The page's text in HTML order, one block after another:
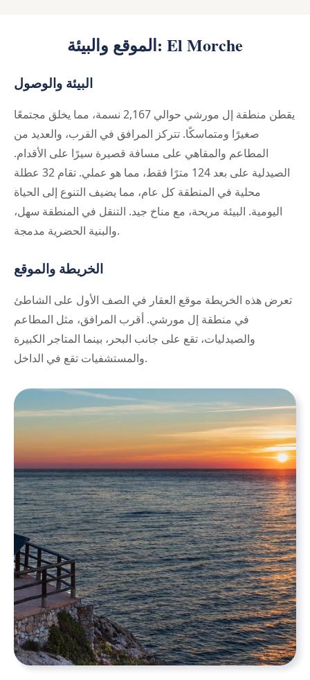
الموقع والبيئة: El Morche
البيئة والوصول
يقطن منطقة إل مورشي حوالي 2,167 نسمة، مما يخلق مجتمعًا
صغيرًا ومتماسكًا. تتركز المرافق في القرب، والعديد من
المطاعم والمقاهي على مسافة قصيرة سيرًا على الأقدام.
الصيدلية على بعد 124 مترًا فقط، مما هو عملي. تقام 32 عطلة
محلية في المنطقة كل عام، مما يضيف التنوع إلى الحياة
اليومية. البيئة مريحة، مع مناخ جيد. التنقل في المنطقة سهل،
والبنية الحضرية مدمجة.
الخريطة والموقع
تعرض هذه الخريطة موقع العقار في الصف الأول على الشاطئ
في منطقة إل مورشي. أقرب المرافق، مثل المطاعم
والصيدليات، تقع على جانب البحر، بينما المتاجر الكبيرة
والمستشفيات تقع في الداخل.